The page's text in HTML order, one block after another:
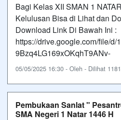
Bagi Kelas XII SMAN 1
Kelulusan Bisa di Lihat dan
Download Link Di Bawah Ini :
https://drive.google.com/file/d/
9Bzq4LG169xOKqhT9ANv-
05/05/2025 16:30 - Oleh - Dilihat
Pembukaan Sanlat "
SMA Negeri 1 Natar 1446 H